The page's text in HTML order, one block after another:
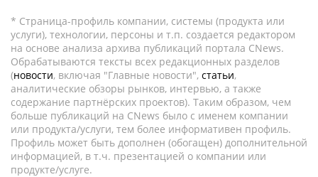
* Страница-профиль компании, системы (продукта или
услуги), технологии, персоны и т.п. создается редактором
на основе анализа архива публикаций портала CNews.
Обрабатываются тексты всех редакционных разделов
(новости, включая "Главные новости", статьи,
аналитические обзоры рынков, интервью, а также
содержание партнёрских проектов). Таким образом, чем
больше публикаций на CNews было с именем компании
или продукта/услуги, тем более информативен профиль.
Профиль может быть дополнен (обогащен) дополнительной
информацией, в т.ч. презентацией о компании или
продукте/услуге.